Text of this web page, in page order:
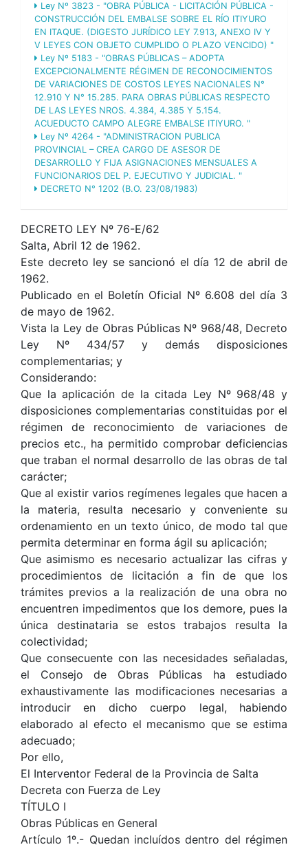
Ley Nº 3823 - "OBRA PÚBLICA - LICITACIÓN PÚBLICA -
CONSTRUCCIÓN DEL EMBALSE SOBRE EL RÍO ITIYURO
EN ITAQUE. (DIGESTO JURÍDICO LEY 7.913, ANEXO IV Y
V LEYES CON OBJETO CUMPLIDO O PLAZO VENCIDO) "
Ley Nº 5183 - "OBRAS PÚBLICAS – ADOPTA
EXCEPCIONALMENTE RÉGIMEN DE RECONOCIMIENTOS
DE VARIACIONES DE COSTOS LEYES NACIONALES N°
12.910 Y N° 15.285. PARA OBRAS PÚBLICAS RESPECTO
DE LAS LEYES NROS. 4.384, 4.385 Y 5.154.
ACUEDUCTO CAMPO ALEGRE EMBALSE ITIYURO. "
Ley Nº 4264 - "ADMINISTRACION PUBLICA
PROVINCIAL – CREA CARGO DE ASESOR DE
DESARROLLO Y FIJA ASIGNACIONES MENSUALES A
FUNCIONARIOS DEL P. EJECUTIVO Y JUDICIAL. "
DECRETO N° 1202 (B.O. 23/08/1983)
DECRETO LEY Nº 76-E/62
Salta, Abril 12 de 1962.
Este decreto ley se sancionó el día 12 de abril de
1962.
Publicado en el Boletín Oficial Nº 6.608 del día 3
de mayo de 1962.
Vista la Ley de Obras Públicas Nº 968/48, Decreto
Ley Nº 434/57 y demás disposiciones
complementarias; y
Considerando:
Que la aplicación de la citada Ley Nº 968/48 y
disposiciones complementarias constituidas por el
régimen de reconocimiento de variaciones de
precios etc., ha permitido comprobar deficiencias
que traban el normal desarrollo de las obras de tal
carácter;
Que al existir varios regímenes legales que hacen a
la materia, resulta necesario y conveniente su
ordenamiento en un texto único, de modo tal que
permita determinar en forma ágil su aplicación;
Que asimismo es necesario actualizar las cifras y
procedimientos de licitación a fin de que los
trámites previos a la realización de una obra no
encuentren impedimentos que los demore, pues la
única destinataria se estos trabajos resulta la
colectividad;
Que consecuente con las necesidades señaladas,
el Consejo de Obras Públicas ha estudiado
exhaustivamente las modificaciones necesarias a
introducir en dicho cuerpo legal, habiendo
elaborado al efecto el mecanismo que se estima
adecuado;
Por ello,
El Interventor Federal de la Provincia de Salta
Decreta con Fuerza de Ley
TÍTULO I
Obras Públicas en General
Artículo 1º.- Quedan incluídos dentro del régimen